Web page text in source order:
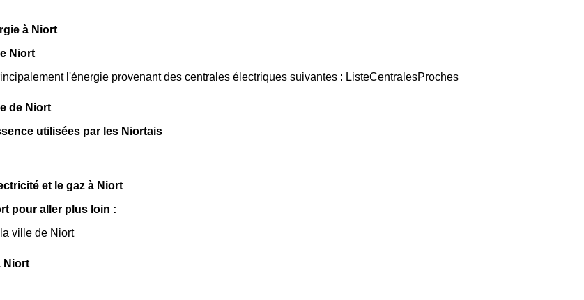
à Niort
Niort
l'énergie provenant des centrales électriques suivantes : ListeCentralesProches
de Niort
utilisées par les Niortais
et le gaz à Niort
pour aller plus loin :
ville de Niort
Niort